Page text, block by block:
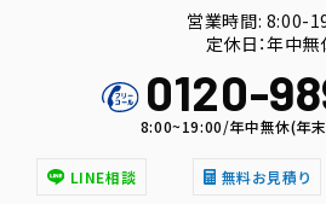
営業時間: 8:00-
定休日：年中無
0120-
8:00~19:00/年中無休(年末
LINE相談 無料お見積り